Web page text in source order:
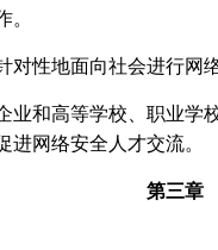
对性地面向社会进行网
和高等学校、职业学
网络安全人才交流。
第三章